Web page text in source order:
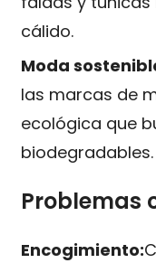
cálido.
Moda
las marcas de
ecológica que
biodegradables.
Problemas
Encogimiento: